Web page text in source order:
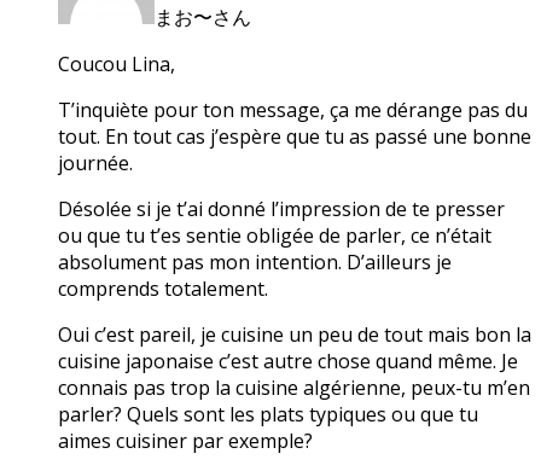
まお〜さん
Coucou Lina,
T’inquiète pour ton message, ça me dérange pas du
tout. En tout cas j’espère que tu as passé une bonne
journée.
Désolée si je t’ai donné l’impression de te presser
ou que tu t’es sentie obligée de parler, ce n’était
absolument pas mon intention. D’ailleurs je
comprends totalement.
Oui c’est pareil, je cuisine un peu de tout mais bon la
cuisine japonaise c’est autre chose quand même. Je
connais pas trop la cuisine algérienne, peux-tu m’en
parler? Quels sont les plats typiques ou que tu
aimes cuisiner par exemple?